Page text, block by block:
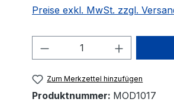
Preise exkl. MwSt. zzgl.
Produkt Anzahl:
Zum Merkzettel hinzufügen
Produktnummer: MOD1017